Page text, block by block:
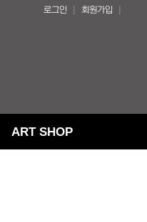
로그인 | 회원가입 |
ART SHOP